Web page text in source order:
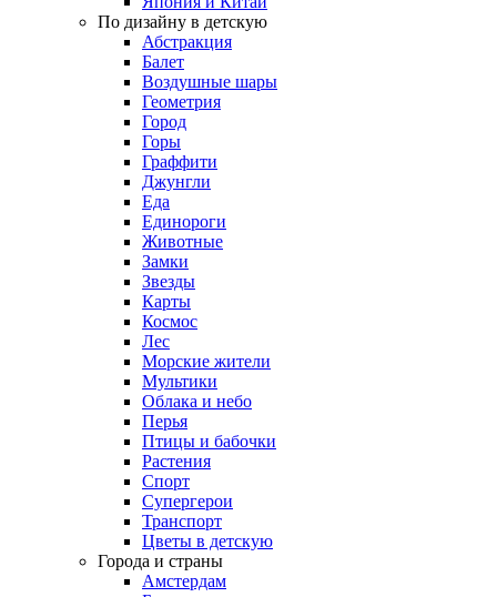
По дизайну в детскую
Абстракция
Балет
Воздушные шары
Геометрия
Город
Горы
Граффити
Джунгли
Еда
Единороги
Животные
Замки
Звезды
Карты
Космос
Лес
Морские жители
Мультики
Облака и небо
Перья
Птицы и бабочки
Растения
Спорт
Супергерои
Транспорт
Цветы в детскую
Города и страны
Амстердам